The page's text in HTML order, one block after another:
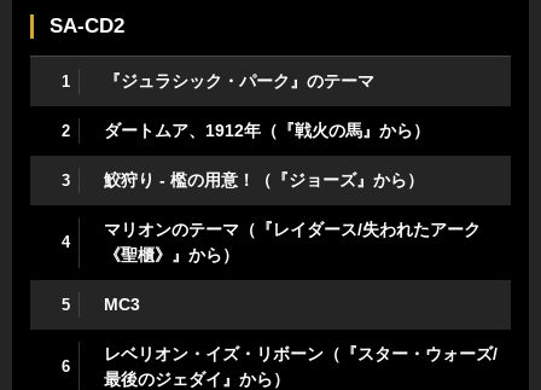
SA-CD2
1 『ジュラシック・パーク』のテーマ
2 ダートムア、1912年（『戦火の馬』から）
3 鮫狩り - 檻の用意！（『ジョーズ』から）
4
マリオンのテーマ（『レイダース/失われたアーク
《聖櫃》』から）
5 MC3
6
レベリオン・イズ・リボーン（『スター・ウォーズ/
最後のジェダイ』から）